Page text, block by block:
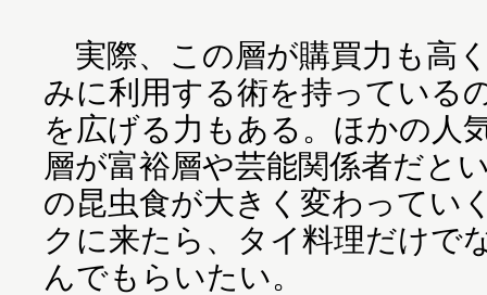
実際、この層が購買力も高
みに利用する術を持っている
を広げる力もある。ほかの人
層が富裕層や芸能関係者だと
の昆虫食が大きく変わってい
クに来たら、タイ料理だけで
んでもらいたい。